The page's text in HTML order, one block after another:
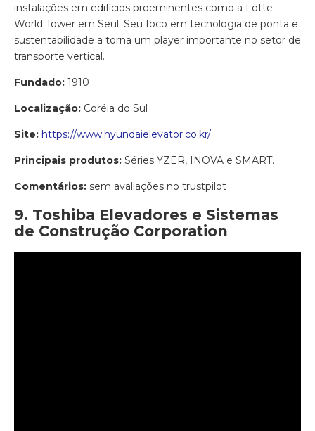
instalações em edifícios proeminentes como a Lotte
World Tower em Seul. Seu foco em tecnologia de ponta e
sustentabilidade a torna um player importante no setor de
transporte vertical.
Fundado: 1910
Localização: Coréia do Sul
Site: https://www.hyundaielevator.co.kr/
Principais produtos: Séries YZER, INOVA e SMART.
Comentários: sem avaliações no trustpilot
9. Toshiba Elevadores e Sistemas
de Construção Corporation